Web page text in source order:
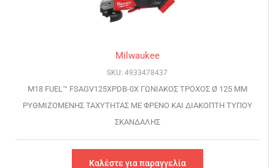
Milwaukee
SKU: 4933478437
M18 FUEL™ FSAGV125XPDB-0X ΓΩΝΙΑΚΟΣ ΤΡΟΧΟΣ Ø 125 MM
ΡΥΘΜΙΖΟΜΕΝΗΣ ΤΑΧΥΤΗΤΑΣ ΜΕ ΦΡΕΝΟ ΚΑΙ ΔΙΑΚΟΠΤΗ ΤΥΠΟΥ
ΣΚΑΝΔΑΛΗΣ
Καλέστε για παραγγελία